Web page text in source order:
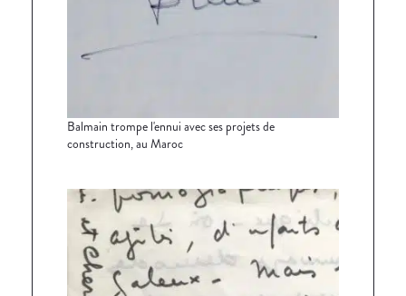
Balmain trompe l'ennui avec ses projets de
construction, au Maroc